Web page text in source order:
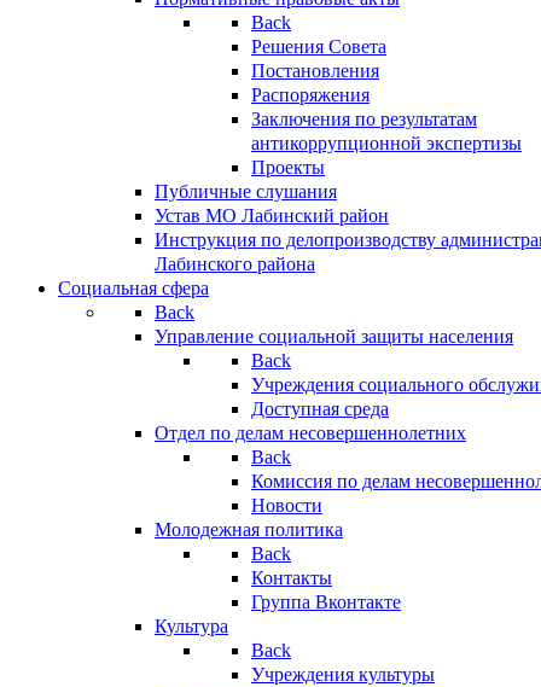
Back
Решения Совета
Постановления
Распоряжения
Заключения по результатам
антикоррупционной экспертизы
Проекты
Публичные слушания
Устав МО Лабинский район
Инструкция по делопроизводству
Лабинского района
Социальная сфера
Back
Управление социальной защиты населения
Back
Учреждения социального
Доступная среда
Отдел по делам несовершеннолетних
Back
Комиссия по делам
Новости
Молодежная политика
Back
Контакты
Группа Вконтакте
Культура
Back
Учреждения культуры